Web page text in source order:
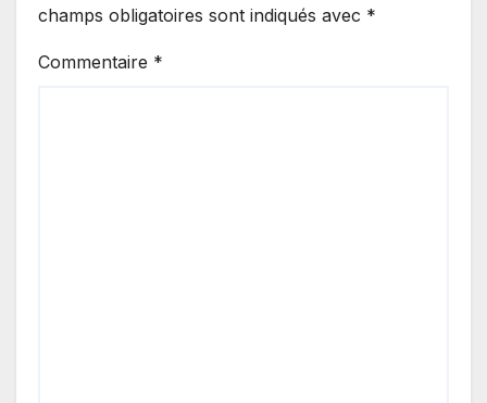
champs obligatoires sont indiqués avec *
Commentaire *